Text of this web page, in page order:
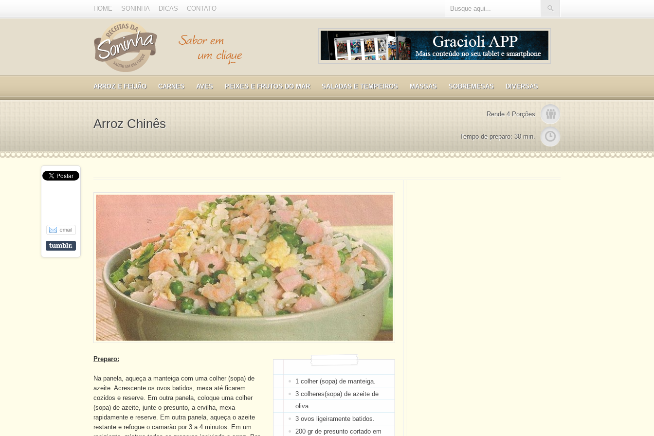
HOME SONINHA DICAS CONTATO
ARROZ E FEIJÃO CARNES AVES PEIXES E FRUTOS DO MAR SALADAS E TEMPEIROS MASSAS SOBREMESAS DIVERSAS
Arroz Chinês
Rende 4 Porções
Tempo de preparo: 30 min.
1 colher (sopa) de manteiga.
3 colheres(sopa) de azeite de
oliva.
3 ovos ligeiramente batidos.
200 gr de presunto cortado em
Preparo:
Na panela, aqueça a manteiga com uma colher (sopa) de
azeite. Acrescente os ovos batidos, mexa até ficarem
cozidos e reserve. Em outra panela, coloque uma colher
(sopa) de azeite, junte o presunto, a ervilha, mexa
rapidamente e reserve. Em outra panela, aqueça o azeite
restante e refogue o camarão por 3 a 4 minutos. Em um